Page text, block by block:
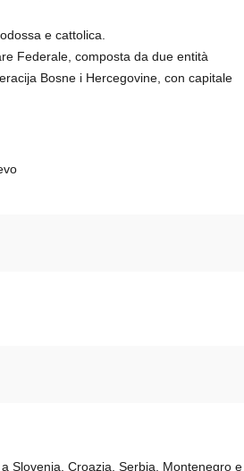
e cattolica.
Federale, composta da due entità
Bosne i Hercegovine, con capitale
Slovenia, Croazia, Serbia, Montenegro e